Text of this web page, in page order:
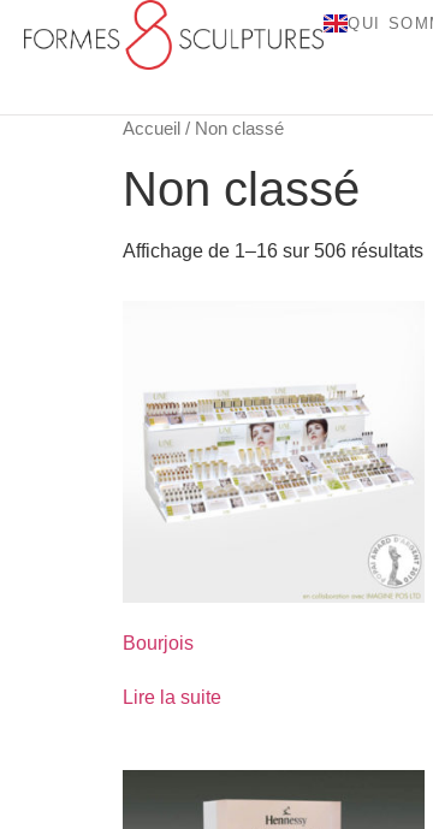
QUI
Accueil / Non classé
Non classé
Affichage de 1–16 sur 506 résultats
Bourjois
Lire la suite